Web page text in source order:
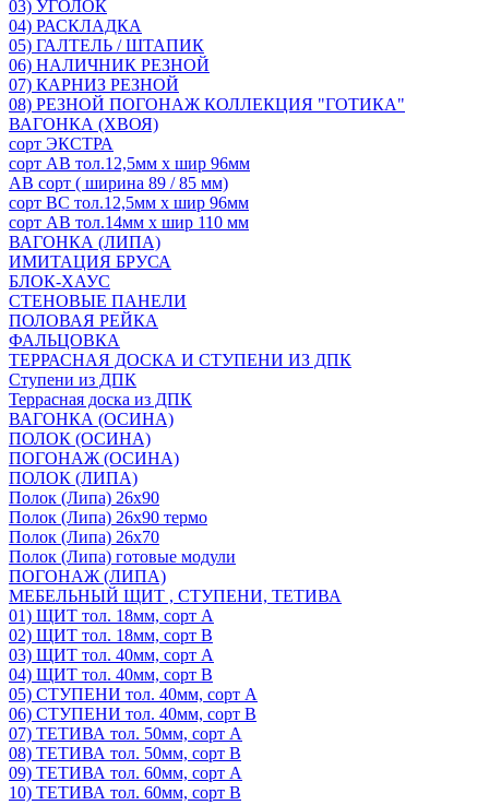
03) УГОЛОК
04) РАСКЛАДКА
05) ГАЛТЕЛЬ / ШТАПИК
06) НАЛИЧНИК РЕЗНОЙ
07) КАРНИЗ РЕЗНОЙ
08) РЕЗНОЙ ПОГОНАЖ КОЛЛЕКЦИЯ "ГОТИКА"
ВАГОНКА (ХВОЯ)
сорт ЭКСТРА
сорт АВ тол.12,5мм х шир 96мм
АВ сорт ( ширина 89 / 85 мм)
сорт ВС тол.12,5мм х шир 96мм
сорт АВ тол.14мм х шир 110 мм
ВАГОНКА (ЛИПА)
ИМИТАЦИЯ БРУСА
БЛОК-ХАУС
СТЕНОВЫЕ ПАНЕЛИ
ПОЛОВАЯ РЕЙКА
ФАЛЬЦОВКА
ТЕРРАСНАЯ ДОСКА И СТУПЕНИ ИЗ ДПК
Ступени из ДПК
Террасная доска из ДПК
ВАГОНКА (ОСИНА)
ПОЛОК (ОСИНА)
ПОГОНАЖ (ОСИНА)
ПОЛОК (ЛИПА)
Полок (Липа) 26х90
Полок (Липа) 26х90 термо
Полок (Липа) 26х70
Полок (Липа) готовые модули
ПОГОНАЖ (ЛИПА)
МЕБЕЛЬНЫЙ ЩИТ , СТУПЕНИ, ТЕТИВА
01) ЩИТ тол. 18мм, сорт А
02) ЩИТ тол. 18мм, сорт В
03) ЩИТ тол. 40мм, сорт А
04) ЩИТ тол. 40мм, сорт В
05) СТУПЕНИ тол. 40мм, сорт А
06) СТУПЕНИ тол. 40мм, сорт В
07) ТЕТИВА тол. 50мм, сорт А
08) ТЕТИВА тол. 50мм, сорт В
09) ТЕТИВА тол. 60мм, сорт А
10) ТЕТИВА тол. 60мм, сорт В